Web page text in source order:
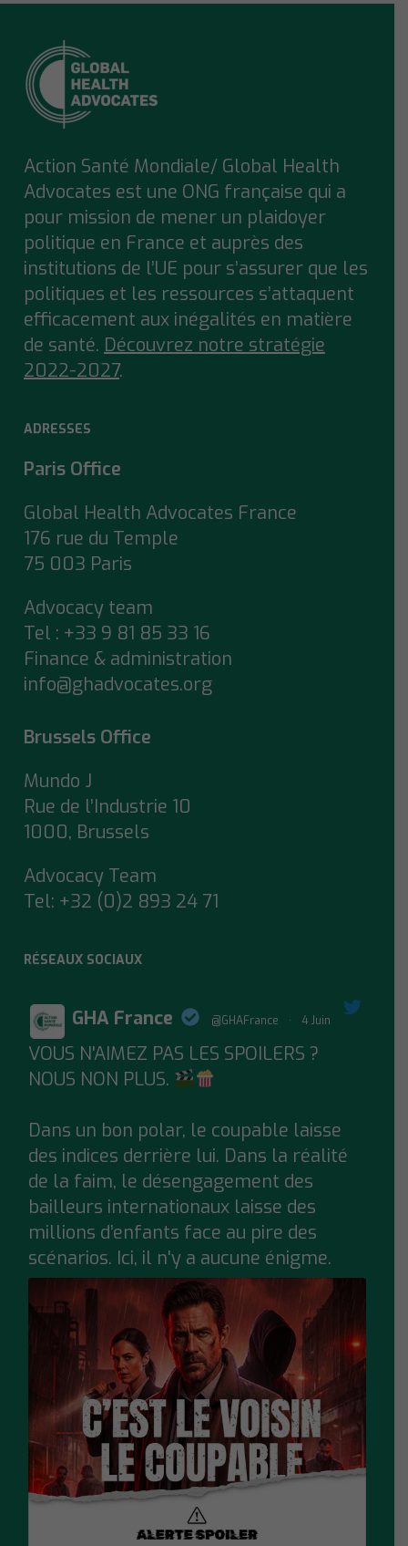
Action Santé Mondiale/ Global Health
Advocates est une ONG française qui a
pour mission de mener un plaidoyer
politique en France et auprès des
institutions de l’UE pour s’assurer que les
politiques et les ressources s’attaquent
efficacement aux inégalités en matière
de santé. Découvrez notre stratégie
2022-2027.
ADRESSES
Paris Office
Global Health Advocates France
176 rue du Temple
75 003 Paris
Advocacy team
Tel : +33 9 81 85 33 16
Finance & administration
info@ghadvocates.org
Brussels Office
Mundo J
Rue de l’Industrie 10
1000, Brussels
Advocacy Team
Tel: +32 (0)2 893 24 71
RÉSEAUX SOCIAUX
;
GHA France @GHAFrance · 4 Juin
VOUS N'AIMEZ PAS LES SPOILERS ?
NOUS NON PLUS.
Dans un bon polar, le coupable laisse
des indices derrière lui. Dans la réalité
de la faim, le désengagement des
bailleurs internationaux laisse des
millions d’enfants face au pire des
scénarios. Ici, il n'y a aucune énigme.